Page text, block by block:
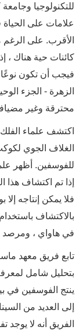
للتكنولوجيا
علامات على
الأقرب. على
كائنات حية هناك ،
فيجب أن تكون
الزهرة - الجزء
محترقة وغير
اكتشف علماء
الغلاف الجوي
للفوسفين. أظهر
إذا تم اكتشاف
فلا يمكن إنتاجه
بالاكتشاف
في هاواي ، ومرصد
تابع فريق معهد
بتحليل شامل
ينتج الفوسفين في
إلى العديد من
الفريق أنه لا